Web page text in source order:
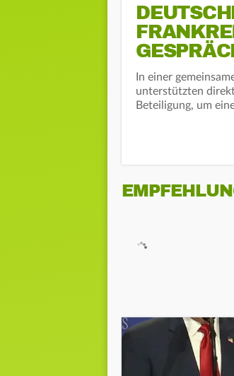
In einer
unterstützten
Beteiligung, um